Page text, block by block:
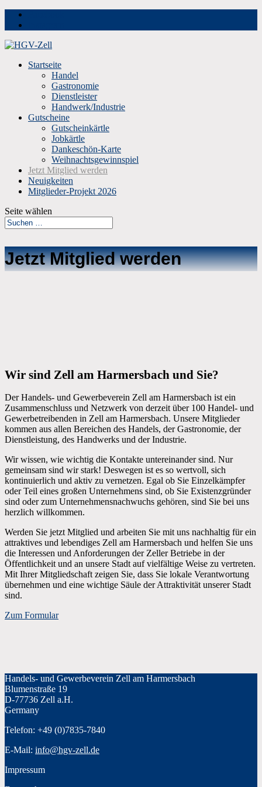
Startseite
Handel
Gastronomie
Dienstleister
Handwerk/Industrie
Gutscheine
Gutscheinkärtle
Jobkärtle
Dankeschön-Karte
Weihnachtsgewinnspiel
Jetzt Mitglied werden
Neuigkeiten
Mitglieder-Projekt 2026
Seite wählen
Jetzt Mitglied werden
Wir sind Zell am Harmersbach und Sie?
Der Handels- und Gewerbeverein Zell am Harmersbach ist ein
Zusammenschluss und Netzwerk von derzeit über 100 Handel- und
Gewerbetreibenden in Zell am Harmersbach. Unsere Mitglieder
kommen aus allen Bereichen des Handels, der Gastronomie, der
Dienstleistung, des Handwerks und der Industrie.
Wir wissen, wie wichtig die Kontakte untereinander sind. Nur
gemeinsam sind wir stark! Deswegen ist es so wertvoll, sich
kontinuierlich und aktiv zu vernetzen. Egal ob Sie Einzelkämpfer
oder Teil eines großen Unternehmens sind, ob Sie Existenzgründer
sind oder zum Unternehmensnachwuchs gehören, sind Sie bei uns
herzlich willkommen.
Werden Sie jetzt Mitglied und arbeiten Sie mit uns nachhaltig für ein
attraktives und lebendiges Zell am Harmersbach und helfen Sie uns
die Interessen und Anforderungen der Zeller Betriebe in der
Öffentlichkeit und an unsere Stadt auf vielfältige Weise zu vertreten.
Mit Ihrer Mitgliedschaft zeigen Sie, dass Sie lokale Verantwortung
übernehmen und eine wichtige Säule der Attraktivität unserer Stadt
sind.
Zum Formular
Handels- und Gewerbeverein Zell am Harmersbach
Blumenstraße 19
D-77736 Zell a.H.
Germany
Telefon: +49 (0)7835-7840
E-Mail: info@hgv-zell.de
Impressum